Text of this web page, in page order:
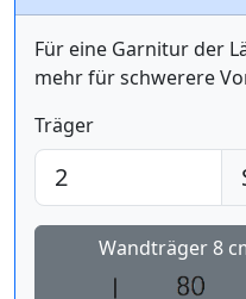
mehr für schwerere
Träger
Wandträger 8